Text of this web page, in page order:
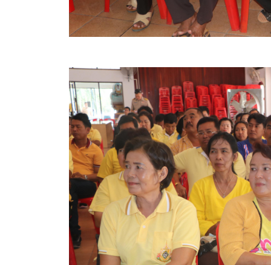
คู่มือการปฏิบัติงานฝ่ายทะเบียนพัสดุและทรัพย์สิน
ขั้นตอนและวิธีการชำระภาษีฯ
แบบฟอร์มการชำระภาษีฯ
การบริการแบบเบ็ดเสร็จ (One Stop Service)
หนังสือสั่งการ
สรุปผลการปฏิบัติงานประจำเดือน GPS
ระเบียบพัสดุฯ การจัดซื้อจัดจ้าง